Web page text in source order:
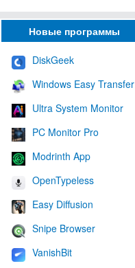
Новые программы
DiskGeek
Windows Easy Transfer
Ultra System Monitor
PC Monitor Pro
Modrinth App
OpenTypeless
Easy Diffusion
Snipe Browser
VanishBit